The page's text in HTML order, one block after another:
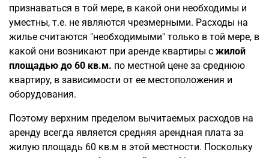
признаваться в той мере, в какой они необходимы и
уместны, т.е. не являются чрезмерными. Расходы на
жилье считаются "необходимыми" только в той мере, в
какой они возникают при аренде квартиры с жилой
площадью до 60 кв.м. по местной цене за среднюю
квартиру, в зависимости от ее местоположения и
оборудования.
Поэтому верхним пределом вычитаемых расходов на
аренду всегда является средняя арендная плата за
жилую площадь 60 кв.м в этой местности. Поскольку